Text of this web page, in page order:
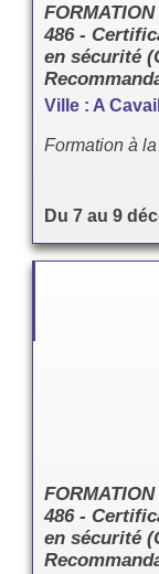
486 -
en sécurité
Ville : A
Formation à
Du 7 au 9
486 -
en sécurité